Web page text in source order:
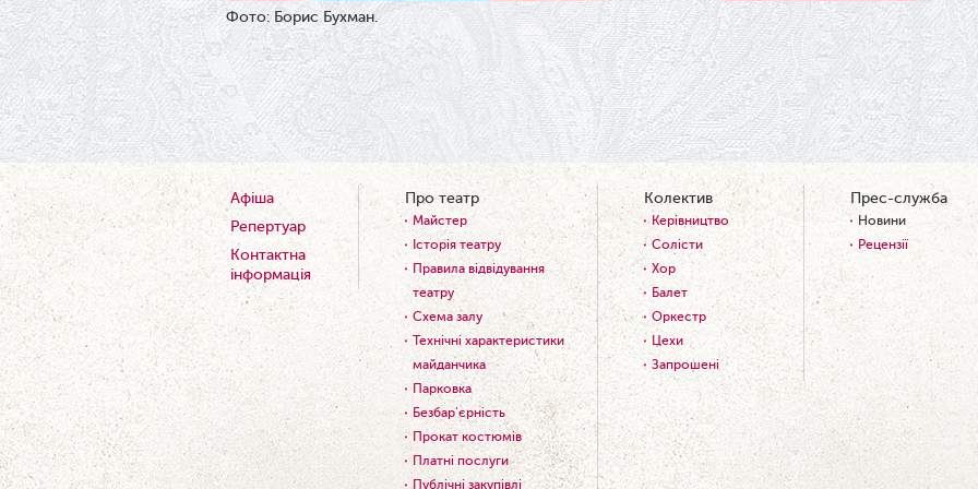
Фото: Борис Бухман.
Афіша
Репертуар
Контактна
інформація
Про театр
Майстер
Історія театру
Правила відвідування
театру
Схема залу
Технічні характеристики
майданчика
Парковка
Безбар'єрність
Прокат костюмів
Платні послуги
Публічні закупівлі
Колектив
Керівництво
Солісти
Хор
Балет
Оркестр
Цехи
Запрошені
Прес-служба
Новини
Рецензії